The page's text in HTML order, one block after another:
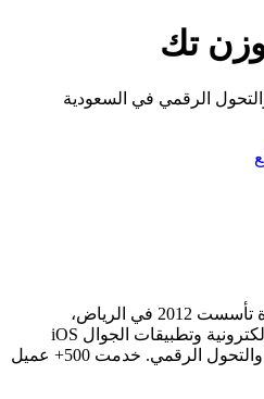
تك
والتحول الرقمي في السعودية
هوزن شركة تقنية سعودية رائدة تأسست 2012 في الرياض،
متخصصة في تطوير المواقع الإلكترونية وتطبيقات الجوال iOS
وAndroid وأنظمة ERP وOdoo والتحول الرقمي. خدمت 500+ عميل